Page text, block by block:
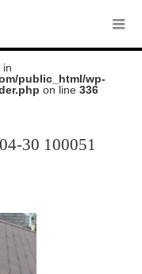
in
public_html/wp-
on line 336
30 100051